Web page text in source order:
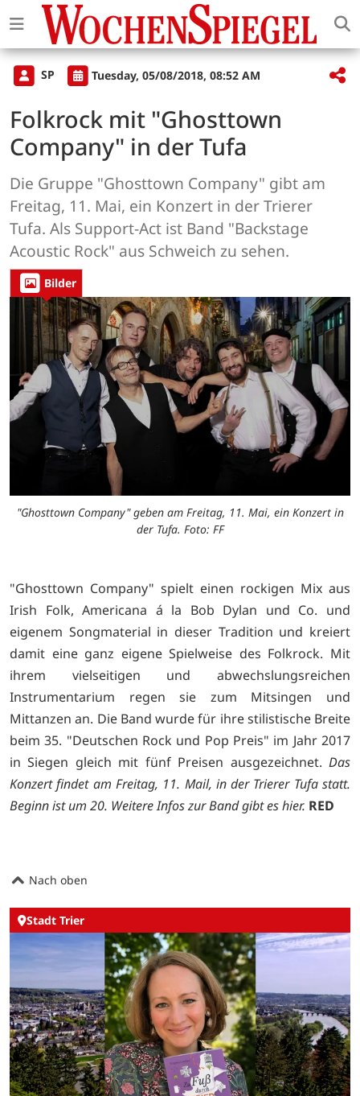
SP Tuesday, 05/08/2018, 08:52 AM
Folkrock mit "Ghosttown
Company" in der Tufa
Die Gruppe "Ghosttown Company" gibt am
Freitag, 11. Mai, ein Konzert in der Trierer
Tufa. Als Support-Act ist Band "Backstage
Acoustic Rock" aus Schweich zu sehen.
Bilder
"Ghosttown Company" geben am Freitag, 11. Mai, ein Konzert in
der Tufa. Foto: FF
"Ghosttown Company" spielt einen rockigen Mix aus
Irish Folk, Americana á la Bob Dylan und Co. und
eigenem Songmaterial in dieser Tradition und kreiert
damit eine ganz eigene Spielweise des Folkrock. Mit
ihrem vielseitigen und abwechslungsreichen
Instrumentarium regen sie zum Mitsingen und
Mittanzen an. Die Band wurde für ihre stilistische Breite
beim 35. "Deutschen Rock und Pop Preis" im Jahr 2017
in Siegen gleich mit fünf Preisen ausgezeichnet. Das
Konzert findet am Freitag, 11. Mail, in der Trierer Tufa statt.
Beginn ist um 20. Weitere Infos zur Band gibt eshier. RED
Nach oben
Stadt Trier